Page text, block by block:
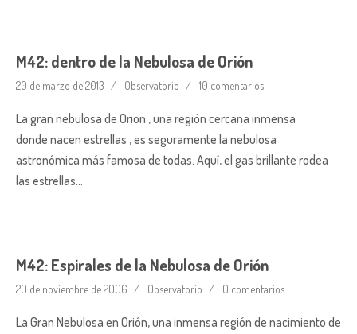
M42: dentro de la Nebulosa de Orión
20 de marzo de 2013 Observatorio 10 comentarios
La gran nebulosa de Orion , una región cercana inmensa
donde nacen estrellas , es seguramente la nebulosa
astronómica más famosa de todas. Aquí, el gas brillante rodea
las estrellas…
M42: Espirales de la Nebulosa de Orión
20 de noviembre de 2006 Observatorio 0 comentarios
La Gran Nebulosa en Orión, una inmensa región de nacimiento de